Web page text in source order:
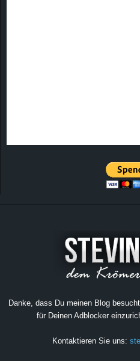
Danke, dass Du meinen Blog
für Deinen Adblocker
Kontaktieren Sie uns: